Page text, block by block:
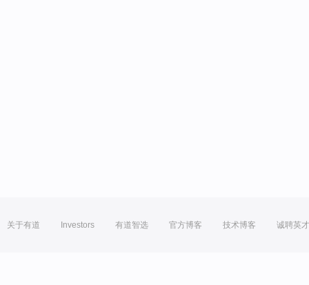
关于有道 Investors 有道智选 官方博客 技术博客 诚聘英才